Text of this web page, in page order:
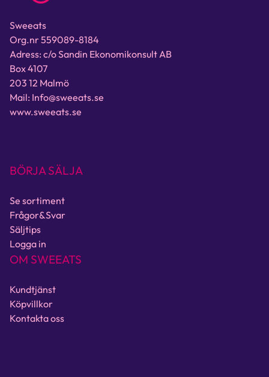
Sweeats
Org.nr 559089-8184
Adress: c/o Sandin Ekonomikonsult AB
Box 4107
203 12 Malmö
Mail: Info@sweeats.se
www.sweeats.se
BÖRJA SÄLJA
Se sortiment
Frågor&Svar
Säljtips
Logga in
OM SWEEATS
Kundtjänst
Köpvillkor
Kontakta oss